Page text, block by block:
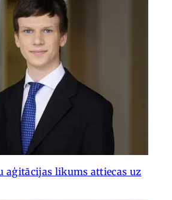
aģitācijas likums attiecas uz